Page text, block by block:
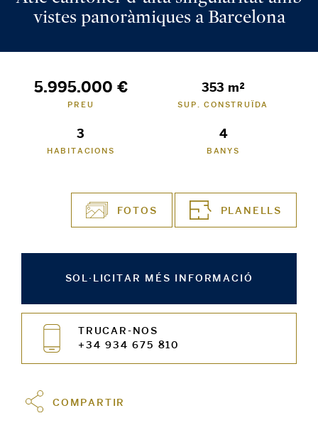
vistes panoràmiques a Barcelona
5.995.000 €
PREU
353 m²
SUP. CONSTRUÏDA
3
HABITACIONS
4
BANYS
FOTOS PLANELLS
SOL·LICITAR MÉS INFORMACIÓ
TRUCAR-NOS
+34 934 675 810
COMPARTIR